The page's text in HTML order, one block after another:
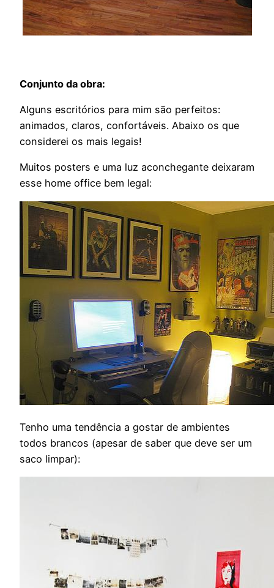
Conjunto da obra:
Alguns escritórios para mim são perfeitos:
animados, claros, confortáveis. Abaixo os que
considerei os mais legais!
Muitos posters e uma luz aconchegante deixaram
esse home office bem legal:
Tenho uma tendência a gostar de ambientes
todos brancos (apesar de saber que deve ser um
saco limpar):